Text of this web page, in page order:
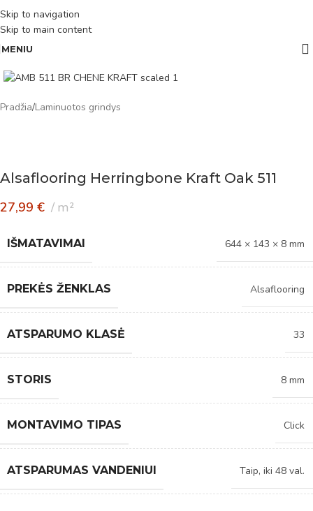
Skip to navigation
Skip to main content
MENIU
Pradžia/Laminuotos grindys
Alsaflooring Herringbone Kraft Oak 511
27,99 € m²
IŠMATAVIMAI 644 × 143 × 8 mm
PREKĖS ŽENKLAS Alsaflooring
ATSPARUMO KLASĖ 33
STORIS 8 mm
MONTAVIMO TIPAS Click
ATSPARUMAS VANDENIUI Taip, iki 48 val.